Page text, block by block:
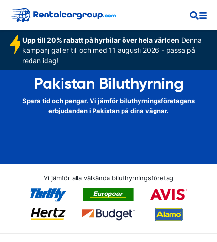
Upp till 20% rabatt på hyrbilar över hela världen Denna
kampanj gäller till och med 11 augusti 2026 - passa på
redan idag!
Pakistan Biluthyrning
Spara tid och pengar. Vi jämför biluthyrningsföretagens
erbjudanden i Pakistan på dina vägnar.
Vi jämför alla välkända biluthyrningsföretag